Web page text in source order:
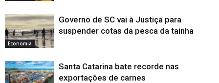
Economia
Governo de SC vai à Justiça para
suspender cotas da pesca da tainha
Santa Catarina bate recorde nas
exportações de carnes